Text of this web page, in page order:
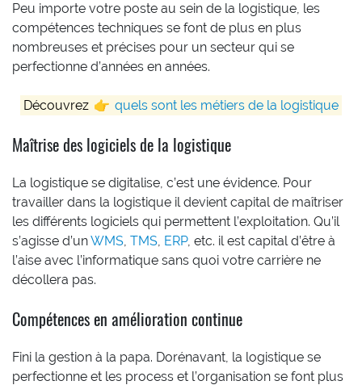
Peu importe votre poste au sein de la logistique, les
compétences techniques se font de plus en plus
nombreuses et précises pour un secteur qui se
perfectionne d’années en années.
Découvrez 👉 quels sont les métiers de la logistique
Maîtrise des logiciels de la logistique
La logistique se digitalise, c’est une évidence. Pour
travailler dans la logistique il devient capital de maîtriser
les différents logiciels qui permettent l’exploitation. Qu’il
s’agisse d’unWMS, TMS, ERP, etc. il est capital d’être à
l’aise avec l’informatique sans quoi votre carrière ne
décollera pas.
Compétences en amélioration continue
Fini la gestion à la papa. Dorénavant, la logistique se
perfectionne et les process et l’organisation se font plus